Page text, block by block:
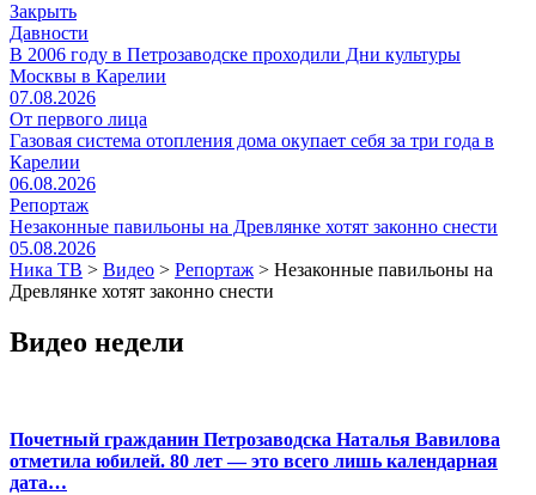
Закрыть
Давности
В 2006 году в Петрозаводске проходили Дни культуры
Москвы в Карелии
07.08.2026
От первого лица
Газовая система отопления дома окупает себя за три года в
Карелии
06.08.2026
Репортаж
Незаконные павильоны на Древлянке хотят законно снести
05.08.2026
Ника ТВ > Видео > Репортаж > Незаконные павильоны на
Древлянке хотят законно снести
Видео недели
Почетный гражданин Петрозаводска Наталья Вавилова
отметила юбилей. 80 лет — это всего лишь календарная
дата…